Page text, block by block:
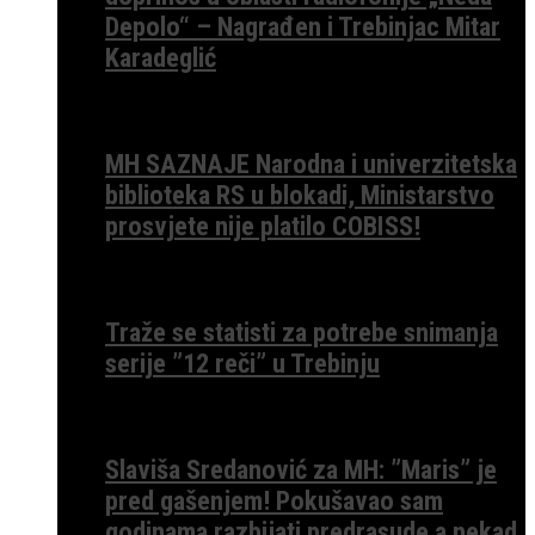
Depolo“ – Nagrađen i Trebinjac Mitar
Karadeglić
MH SAZNAJE Narodna i univerzitetska
biblioteka RS u blokadi, Ministarstvo
prosvjete nije platilo COBISS!
Traže se statisti za potrebe snimanja
serije ”12 reči” u Trebinju
Slaviša Sredanović za MH: ”Maris” je
pred gašenjem! Pokušavao sam